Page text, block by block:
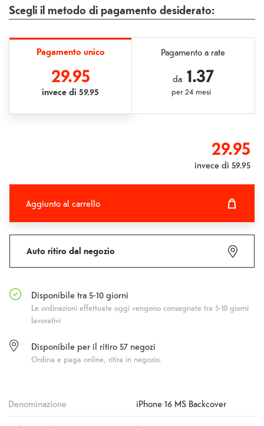
Scegli il metodo di pagamento desiderato:
Pagamento unico
29.95
invece di 59.95
Pagamento a rate
da 1.37
per24 mesi
29.95
invece di 59.95
Aggiunto al carrello
Auto ritiro dal negozio
Disponibile tra 5-10 giorni
Le ordinazioni effettuate oggi vengono consegnate tra 5-10 giorni
lavorativi
Disponibile per il ritiro 57 negozi
Ordina e paga online, ritira in negozio.
Denominazione iPhone 16 MS Backcover